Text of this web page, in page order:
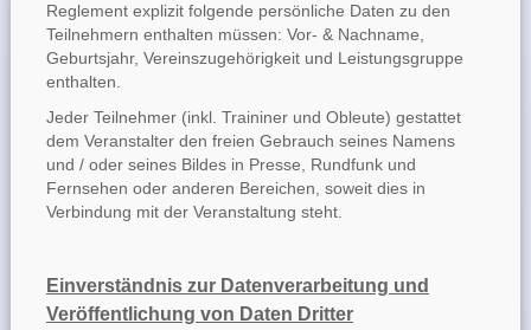
Reglement explizit folgende persönliche Daten zu den
Teilnehmern enthalten müssen: Vor- & Nachname,
Geburtsjahr, Vereinszugehörigkeit und Leistungsgruppe
enthalten.
Jeder Teilnehmer (inkl. Traininer und Obleute) gestattet
dem Veranstalter den freien Gebrauch seines Namens
und / oder seines Bildes in Presse, Rundfunk und
Fernsehen oder anderen Bereichen, soweit dies in
Verbindung mit der Veranstaltung steht.
Einverständnis zur Datenverarbeitung und
Veröffentlichung von Daten Dritter